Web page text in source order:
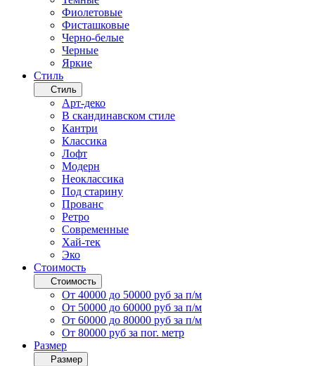
Фиолетовые
Фисташковые
Черно-белые
Черные
Яркие
Стиль
Стиль
Арт-деко
В скандинавском стиле
Кантри
Классика
Лофт
Модерн
Неоклассика
Под старину
Прованс
Ретро
Современные
Хай-тек
Эко
Стоимость
Стоимость
От 40000 до 50000 руб за п/м
От 50000 до 60000 руб за п/м
От 60000 до 80000 руб за п/м
От 80000 руб за пог. метр
Размер
Размер